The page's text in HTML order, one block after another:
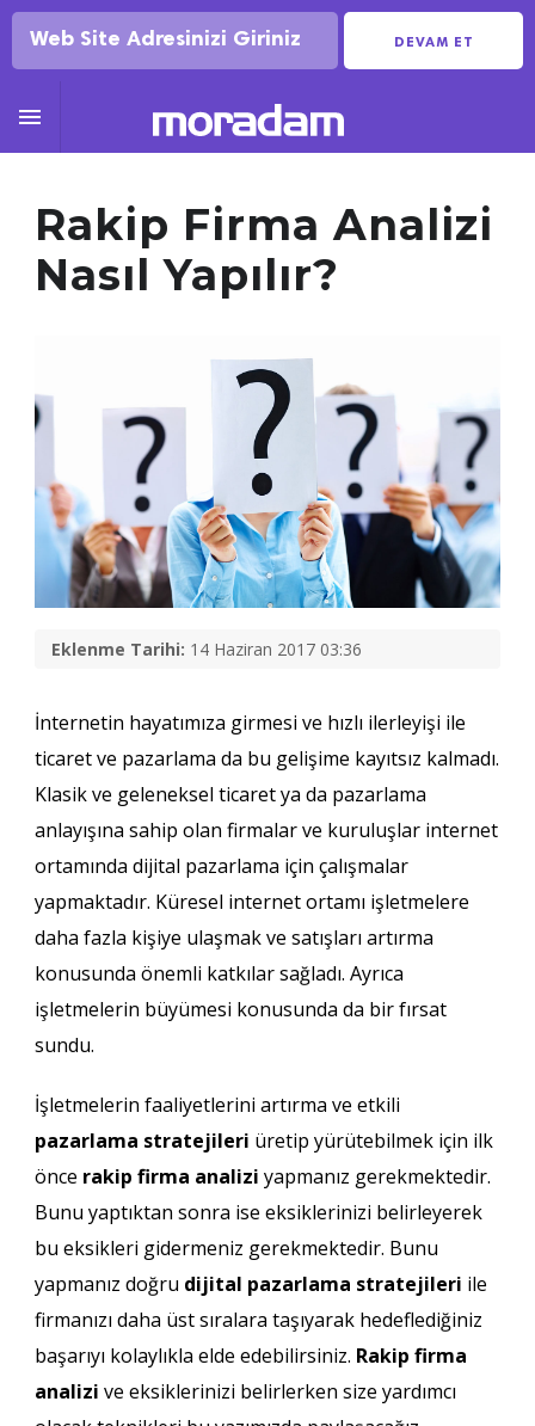
DEVAM ET

Rakip Firma Analizi
Nasıl Yapılır?
Eklenme Tarihi: 14 Haziran 2017 03:36
İnternetin hayatımıza girmesi ve hızlı ilerleyişi ile
ticaret ve pazarlama da bu gelişime kayıtsız kalmadı.
Klasik ve geleneksel ticaret ya da pazarlama
anlayışına sahip olan firmalar ve kuruluşlar internet
ortamında dijital pazarlama için çalışmalar
yapmaktadır. Küresel internet ortamı işletmelere
daha fazla kişiye ulaşmak ve satışları artırma
konusunda önemli katkılar sağladı. Ayrıca
işletmelerin büyümesi konusunda da bir fırsat
sundu.
İşletmelerin faaliyetlerini artırma ve etkili
pazarlama stratejileri üretip yürütebilmek için ilk
önce rakip firma analizi yapmanız gerekmektedir.
Bunu yaptıktan sonra ise eksiklerinizi belirleyerek
bu eksikleri gidermeniz gerekmektedir. Bunu
yapmanız doğru dijital pazarlama stratejileri ile
firmanızı daha üst sıralara taşıyarak hedeflediğiniz
başarıyı kolaylıkla elde edebilirsiniz. Rakip firma
analizi ve eksiklerinizi belirlerken size yardımcı